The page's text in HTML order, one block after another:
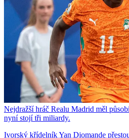
Nejdražší hráč Realu Madrid měl
nyní stojí tři miliardy.
Ivorský křídelník Yan Diomande